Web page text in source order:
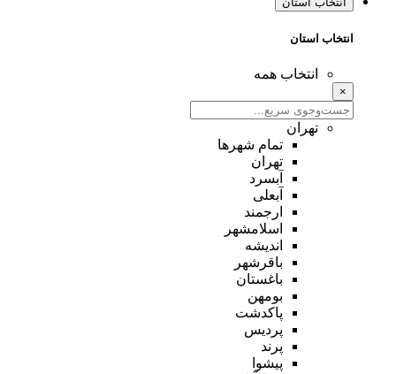
انتخاب استان
انتخاب همه
×
تهران
تمام شهر‌ها
تهران
آبسرد
آبعلی
ارجمند
اسلامشهر
اندیشه
باقرشهر
باغستان
بومهن
پاکدشت
پردیس
پرند
پیشوا